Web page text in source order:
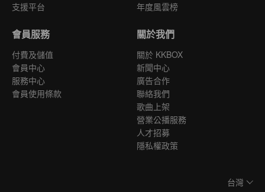
支援平台
年度風雲榜
會員服務
付費及儲值
會員中心
服務中心
會員使用條款
關於我們
關於 KKBOX
新聞中心
廣告合作
聯絡我們
歌曲上架
營業公播服務
人才招募
隱私權政策
台灣